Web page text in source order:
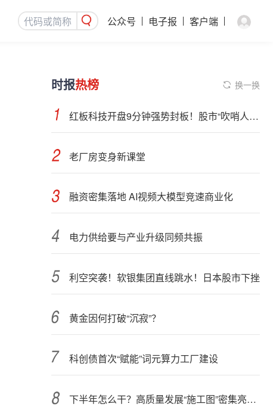
公众号 电子报 客户端
时报热榜 换一换
红板科技开盘9分钟强势封板！股市“吹哨人”突然改口！市场风向变了？
老厂房变身新课堂
融资密集落地 AI视频大模型竞速商业化
电力供给要与产业升级同频共振
利空突袭！软银集团直线跳水！日本股市下挫
黄金因何打破“沉寂”？
科创债首次“赋能”词元算力工厂建设
下半年怎么干？高质量发展“施工图”密集亮相 聚焦主业提质增效 国资央企向AI要动能